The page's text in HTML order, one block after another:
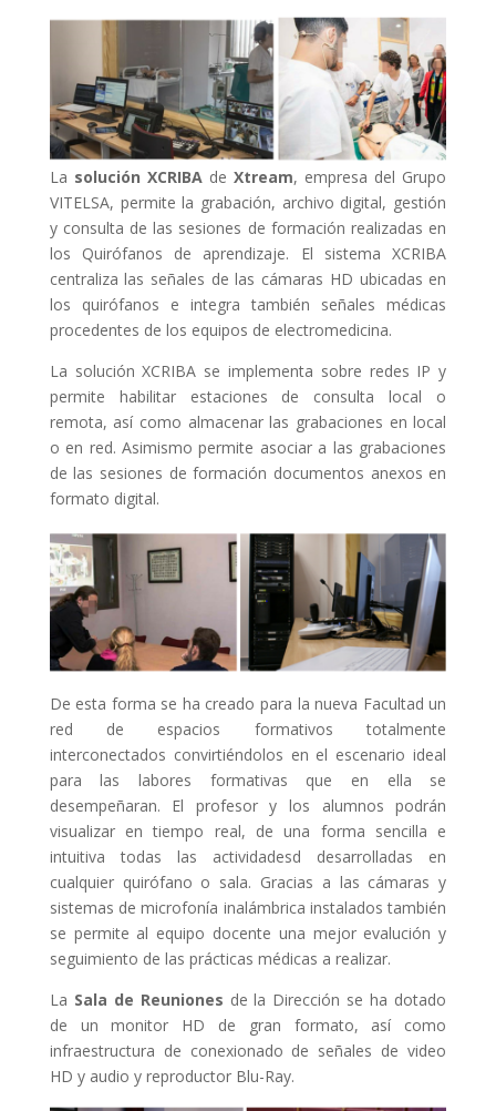
La solución XCRIBA de Xtream, empresa del Grupo
VITELSA, permite la grabación, archivo digital, gestión
y consulta de las sesiones de formación realizadas en
los Quirófanos de aprendizaje. El sistema XCRIBA
centraliza las señales de las cámaras HD ubicadas en
los quirófanos e integra también señales médicas
procedentes de los equipos de electromedicina.
La solución XCRIBA se implementa sobre redes IP y
permite habilitar estaciones de consulta local o
remota, así como almacenar las grabaciones en local
o en red. Asimismo permite asociar a las grabaciones
de las sesiones de formación documentos anexos en
formato digital.
De esta forma se ha creado para la nueva Facultad un
red de espacios formativos totalmente
interconectados convirtiéndolos en el escenario ideal
para las labores formativas que en ella se
desempeñaran. El profesor y los alumnos podrán
visualizar en tiempo real, de una forma sencilla e
intuitiva todas las actividadesd desarrolladas en
cualquier quirófano o sala. Gracias a las cámaras y
sistemas de microfonía inalámbrica instalados también
se permite al equipo docente una mejor evalución y
seguimiento de las prácticas médicas a realizar.
La Sala de Reuniones de la Dirección se ha dotado
de un monitor HD de gran formato, así como
infraestructura de conexionado de señales de video
HD y audio y reproductor Blu-Ray.